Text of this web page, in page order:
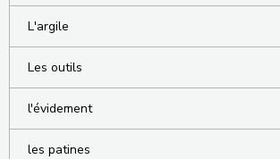
L'argile
Les outils
l'évidement
les patines